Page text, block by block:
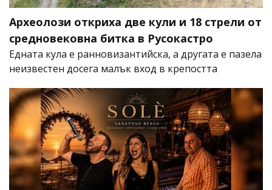
Археолози откриха две кули и 18 стрели от
средновековна битка в Русокастро
Едната кула е ранновизантийска, а другата е пазела
неизвестен досега малък вход в крепостта